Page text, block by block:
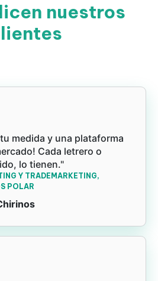
nuestros
medida y una plataforma
Cada letrero o
lo tienen."
Y TRADEMARKETING,
POLAR